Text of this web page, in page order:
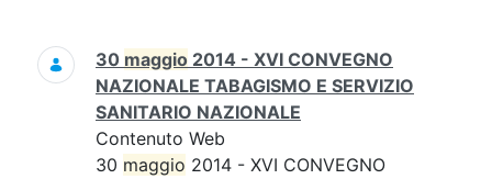
Ricerca
30 maggio 2014 - XVI CONVEGNO
NAZIONALE TABAGISMO E SERVIZIO
SANITARIO NAZIONALE
Contenuto Web
30 maggio 2014 - XVI CONVEGNO